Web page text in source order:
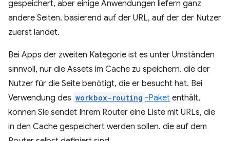
gespeichert, aber einige Anwendungen liefern ganz
andere Seiten. basierend auf der URL, auf der der Nutzer
zuerst landet.
Bei Apps der zweiten Kategorie ist es unter Umständen
sinnvoll, nur die Assets im Cache zu speichern. die der
Nutzer für die Seite benötigt, die er besucht hat. Bei
Verwendung des workbox-routing -Paket enthält,
können Sie sendet Ihrem Router eine Liste mit URLs, die
in den Cache gespeichert werden sollen. die auf dem